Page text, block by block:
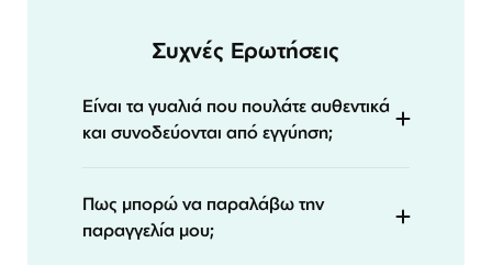
Συχνές Ερωτήσεις
Είναι τα γυαλιά που πουλάτε αυθεντικά
και συνοδεύονται από εγγύηση;
Πως μπορώ να παραλάβω την
παραγγελία μου;